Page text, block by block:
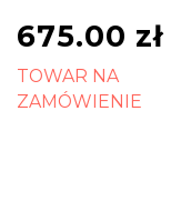
675.00 zł
TOWAR NA
ZAMÓWIENIE